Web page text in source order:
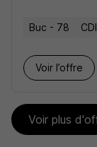
Buc - 78 CDI
Voir l’offre
Voir plus